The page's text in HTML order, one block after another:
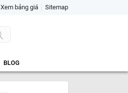
Xem bảng giá Sitemap
BLOG